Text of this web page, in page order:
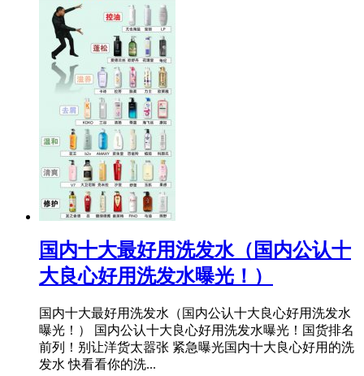
​国内十大最好用洗发水（国内公认十
大良心好用洗发水曝光！）
国内十大最好用洗发水（国内公认十大良心好用洗发水
曝光！） 国内公认十大良心好用洗发水曝光！国货排名
前列！别让洋货太嚣张 紧急曝光国内十大良心好用的洗
发水 快看看你的洗...